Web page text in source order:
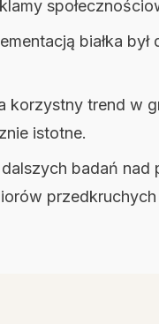
białka
korzystny trend w
istotne.
badań nad